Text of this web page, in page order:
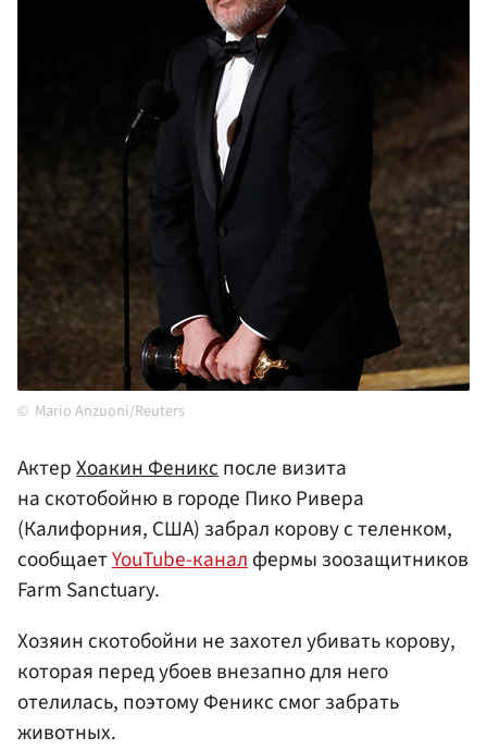
Mario Anzuoni/Reuters
АктерХоакин Феникспосле визита
на скотобойню в городе Пико Ривера
(Калифорния, США) забрал корову с теленком,
сообщаетYouTube-каналфермы зоозащитников
Farm Sanctuary.
Хозяин скотобойни не захотел убивать корову,
которая перед убоев внезапно для него
отелилась, поэтому Феникс смог забрать
животных.